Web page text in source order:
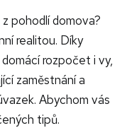
pohodlí domova?
realitou. Díky
rozpočet i vy,
zaměstnání a
Abychom vás
tipů.